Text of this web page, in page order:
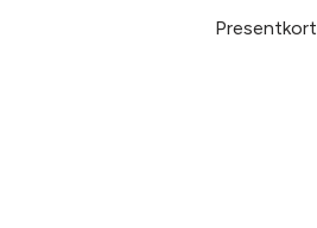
Presentkort